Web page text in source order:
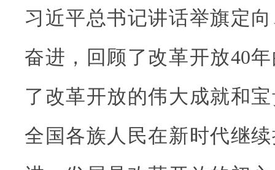
习近平总书记讲话举旗定
奋进，回顾了改革开放40
了改革开放的伟大成就和
全国各族人民在新时代继